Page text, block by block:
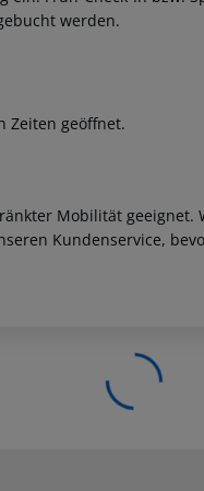
werden.
Zeiten geöffnet.
Mobilität
Kundenservice,